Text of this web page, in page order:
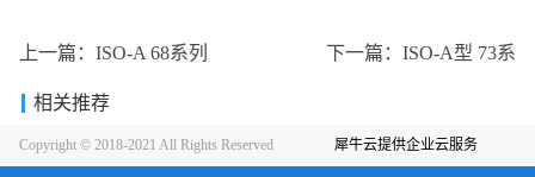
上一篇： ISO-A 68系列 下一篇： ISO-A型 73系
相关推荐
Copyright © 2018-2021 All Rights Reserved 犀牛云提供企业云服务